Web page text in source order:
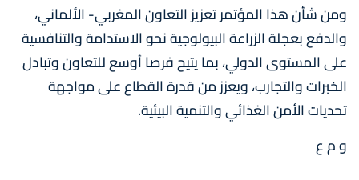
ومن شأن هذا المؤتمر تعزيز التعاون المغربي- الألماني،
والدفع بعجلة الزراعة البيولوجية نحو الاستدامة والتنافسية
على المستوى الدولي، بما يتيح فرصا أوسع للتعاون وتبادل
الخبرات والتجارب، ويعزز من قدرة القطاع على مواجهة
تحديات الأمن الغذائي والتنمية البيئية.
و م ع